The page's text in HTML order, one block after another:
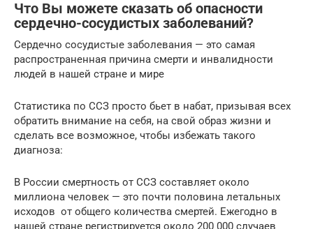
Что Вы можете сказать об опасности
сердечно-сосудистых заболеваний?
Сердечно сосудистые заболевания — это самая
распространенная причина смерти и инвалидности
людей в нашей стране и мире
Статистика по ССЗ просто бьет в набат, призывая всех
обратить внимание на себя, на свой образ жизни и
сделать все возможное, чтобы избежать такого
диагноза:
В России смертность от ССЗ составляет около
миллиона человек — это почти половина летальных
исходов от общего количества смертей. Ежегодно в
нашей стране регистрируется около 200 000 случаев